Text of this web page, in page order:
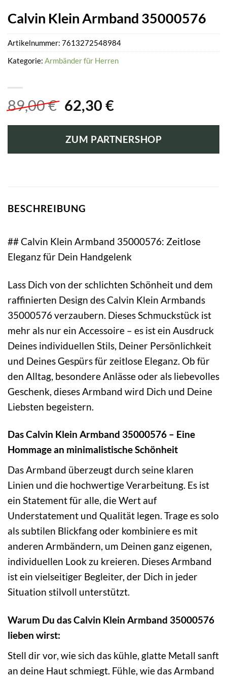
Calvin Klein Armband 35000576
89,00€ Ursprünglicher
war:
89,00 €
62,30 €Aktueller
ist:
62,30 €.
ZUM PARTNERSHOP
Artikelnummer: 7613272548984
Kategorie: Armbänder für Herren
BESCHREIBUNG
## Calvin Klein Armband 35000576: Zeitlose
Eleganz für Dein Handgelenk
Lass Dich von der schlichten Schönheit und dem
raffinierten Design des Calvin Klein Armbands
35000576 verzaubern. Dieses Schmuckstück ist
mehr als nur ein Accessoire – es ist ein Ausdruck
Deines individuellen Stils, Deiner Persönlichkeit
und Deines Gespürs für zeitlose Eleganz. Ob für
den Alltag, besondere Anlässe oder als liebevolles
Geschenk, dieses Armband wird Dich und Deine
Liebsten begeistern.
Das Calvin Klein Armband 35000576 – Eine
Hommage an minimalistische Schönheit
Das Armband überzeugt durch seine klaren
Linien und die hochwertige Verarbeitung. Es ist
ein Statement für alle, die Wert auf
Understatement und Qualität legen. Trage es solo
als subtilen Blickfang oder kombiniere es mit
anderen Armbändern, um Deinen ganz eigenen,
individuellen Look zu kreieren. Dieses Armband
ist ein vielseitiger Begleiter, der Dich in jeder
Situation stilvoll unterstützt.
Warum Du das Calvin Klein Armband 35000576
lieben wirst:
Stell dir vor, wie sich das kühle, glatte Metall sanft
an deine Haut schmiegt. Fühle, wie das Armband